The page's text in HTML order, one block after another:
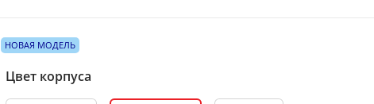
НОВАЯ МОДЕЛЬ
Цвет корпуса